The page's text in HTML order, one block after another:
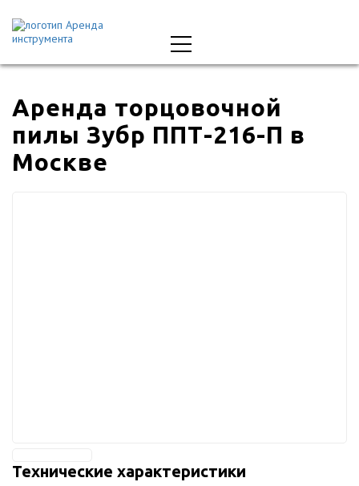
Аренда торцовочной
пилы Зубр ППТ-216-П в
Москве
Технические характеристики